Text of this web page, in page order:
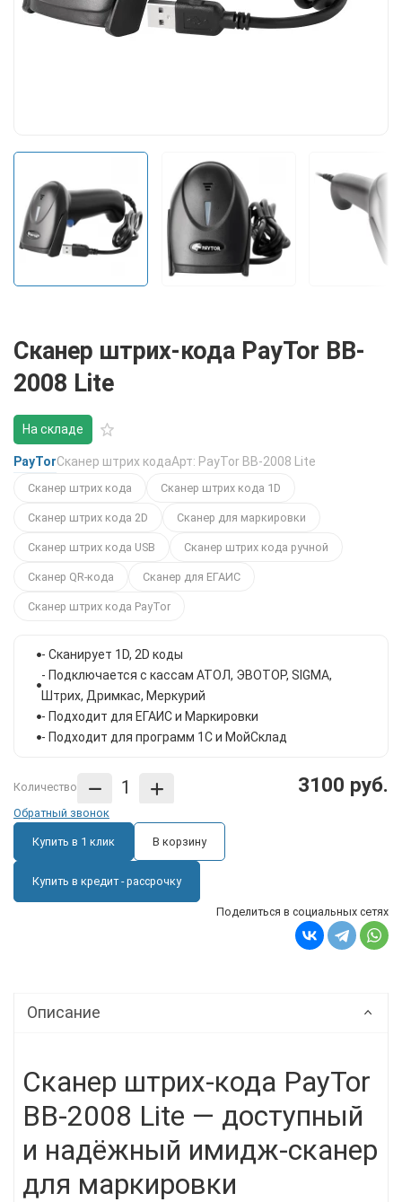
Сканер штрих-кода PayTor BB-
2008 Lite
На складе
PayTorСканер штрих кодаАрт: PayTor BB-2008 Lite
Сканер штрих кода Сканер штрих кода 1D
Сканер штрих кода 2D Сканер для маркировки
Сканер штрих кода USB Сканер штрих кода ручной
Сканер QR-кода Сканер для ЕГАИС
Сканер штрих кода PayTor
- Сканирует 1D, 2D коды
- Подключается с кассам АТОЛ, ЭВОТОР, SIGMА,
Штрих, Дримкас, Меркурий
- Подходит для ЕГАИС и Маркировки
- Подходит для программ 1С и МойСклад
Количество 3100 руб.
Обратный звонок
Купить в 1 клик В корзину
Купить в кредит - рассрочку
Поделиться в социальных сетях
Описание
Сканер штрих-кода PayTor
BB-2008 Lite — доступный
и надёжный имидж-сканер
для маркировки